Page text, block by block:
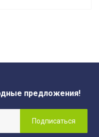
предложения!